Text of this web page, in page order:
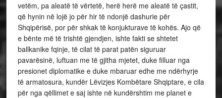
vetëm, pa aleatë të vërtetë, herë herë me aleatë të çastit,
që hynin në lojë jo për hir të ndonjë dashurie për
Shqipërisë, por për shkak të konjukturave të kohës. Ajo që
e bënte më të trishtë gjendjen, ishte fakti se shtetet
ballkanike fqinje, të cilat të parat patën siguruar
pavarësinë, luftuan me të gjitha mjetet, duke filluar nga
presionet diplomatike e duke mbaruar edhe me ndërhyrje
të armatosura, kundër Lëvizjes Kombëtare Shqiptare, e cila
për nga qëllimet e saj ishte në kundërshtim me planet e